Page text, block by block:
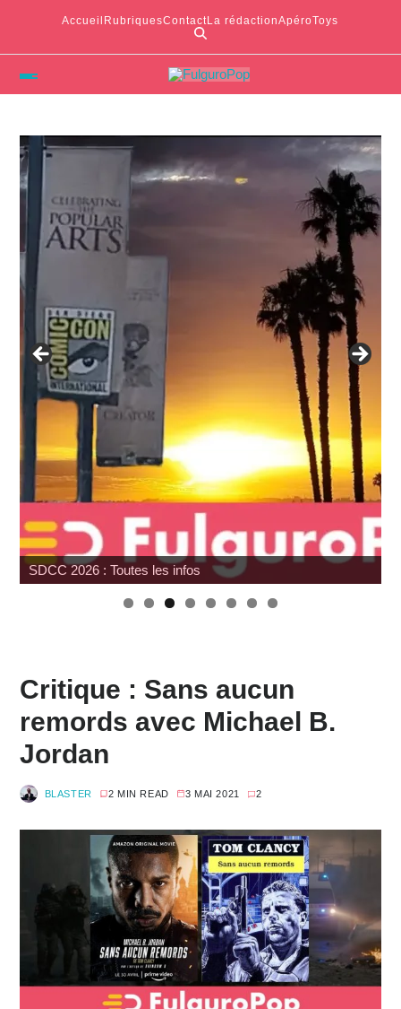
Accueil RubriquesContactLa rédactionApéroToys
SDCC 2026 : Toutes les infos
Critique : Sans aucun
remords avec Michael B.
Jordan
BLASTER 2 MIN READ 3 MAI 2021 2